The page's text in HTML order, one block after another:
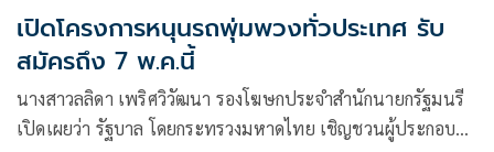
เปิดโครงการหนุนรถพุ่มพวงทั่วประเทศ รับ
สมัครถึง 7 พ.ค.นี้
นางสาวลลิดา เพริศวิวัฒนา รองโฆษกประจำสำนักนายกรัฐมนรี
เปิดเผยว่า รัฐบาล โดยกระทรวงมหาดไทย เชิญชวนผู้ประกอบ